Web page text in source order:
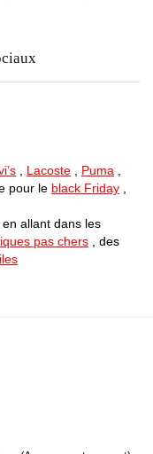
Lacoste Puma
pour le black Friday
allant dans les
pas chers , des